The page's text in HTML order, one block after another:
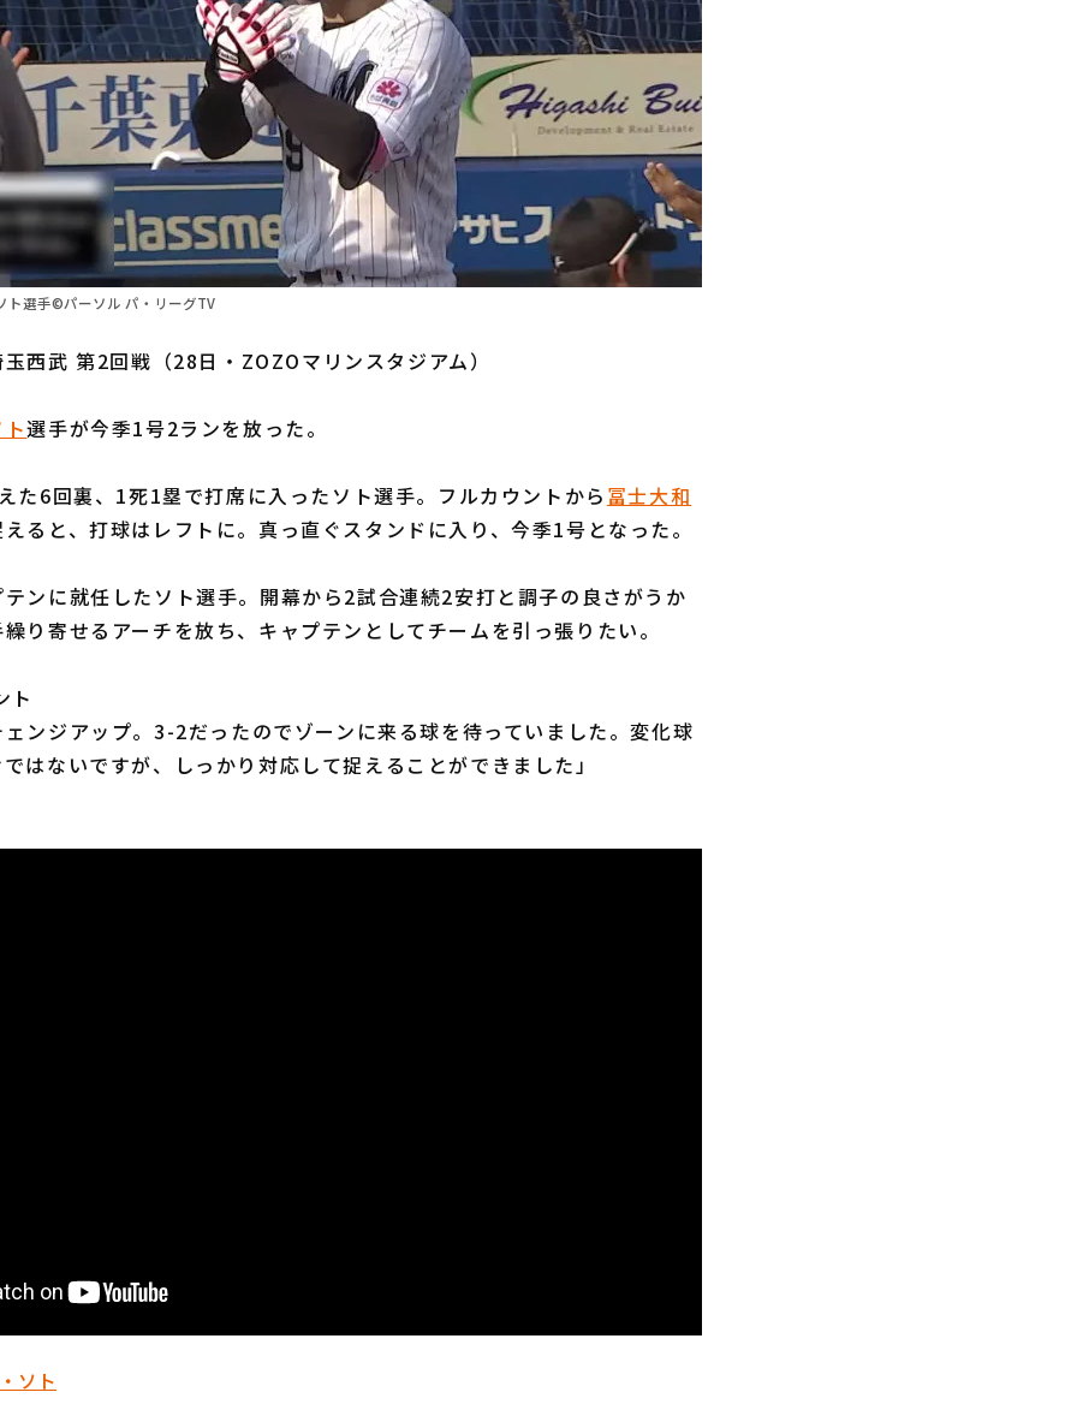
ト選手©パーソル パ・リーグTV
西武 第2回戦（28日・ZOZOマリンスタジアム）
ト選手が今季1号2ランを放った。
6回裏、1死1塁で打席に入ったソト選手。フルカウントから 冨士大和
ると、打球はレフトに。真っ直ぐスタンドに入り、今季1号となった。
ンに就任したソト選手。開幕から2試合連続2安打と調子の良さがうか
り寄せるアーチを放ち、キャプテンとしてチームを引っ張りたい。
ト
ンジアップ。3-2だったのでゾーンに来る球を待っていました。変化球
はないですが、しっかり対応して捉えることができました」
ソト